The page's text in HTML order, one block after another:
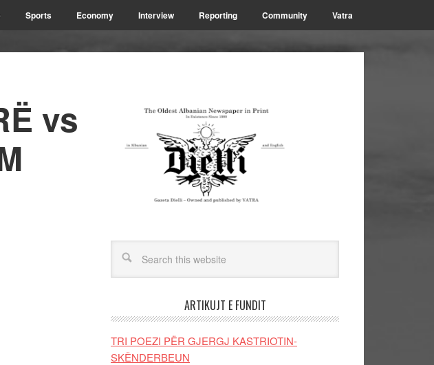
Sports Economy Interview Reporting Community Vatra
vs
ARTIKUJT E FUNDIT
TRI POEZI PËR GJERGJ KASTRIOTIN-
SKËNDERBEUN